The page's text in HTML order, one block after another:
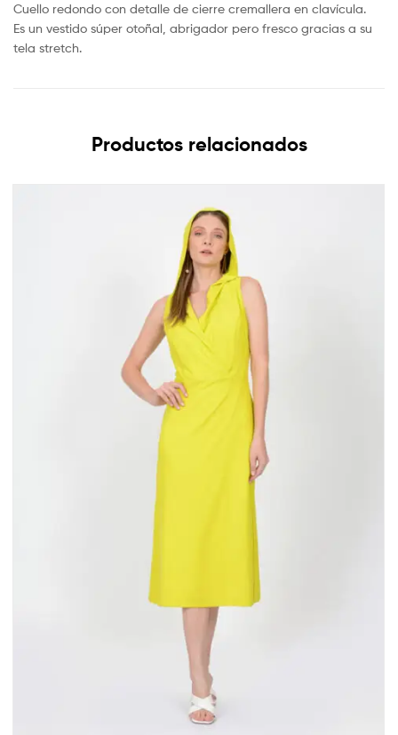
Cuello redondo con detalle de cierre cremallera en clavícula.
Es un vestido súper otoñal, abrigador pero fresco gracias a su
tela stretch.
Productos relacionados